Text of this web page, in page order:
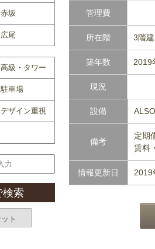
管理費
所在階 3階
築年数 2019
現況
設備
備考
定期
賃料
情報更新日 2019
赤坂
広尾
高級・タワー
駐車場
デザイン重視